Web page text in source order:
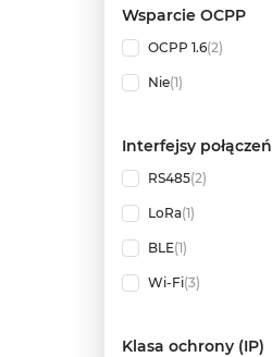
Wsparcie OCPP
OCPP 1.6(2)
Nie(1)
Interfejsy połączeń
RS485(2)
LoRa(1)
BLE(1)
Wi-Fi(3)
Klasa ochrony (IP)